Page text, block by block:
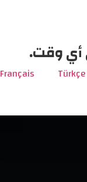
أي وقت.
Türkçe
Français